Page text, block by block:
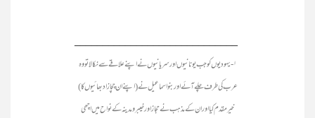
_____________________________
۱- یہودیوں کو جب یونانیوں اور سریانیوں نے اپنے علاقے سے نکالا تو وہ
عرب کی طرف چلے آئے اور بنواسماعیل نے (اپنے ان چچازاد بھائیوں کا)
خیر مقدم کیا اور ان کے مذہب نے حجاز اور خیبر و مدینہ کے نواح میں اچھی